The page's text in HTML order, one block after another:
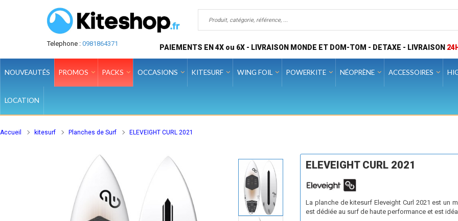
Telephone : 0981864371 PAIEMENTS EN 4X ou 6X - LIVRAISON MONDE ET DOM-TOM - DETAXE - LIVRAISON
NOUVEAUTÉS PROMOS PACKS OCCASIONS KITESURF WING FOIL POWERKITE NÉOPRÈNE ACCESSOIRES
LOCATION
Accueil kitesurf Planches de Surf ELEVEIGHT CURL 2021
ELEVEIGHT CURL 2021
La planche de kitesurf Eleveight Curl 2021 est un
est dédiée au surf de haute performance et est